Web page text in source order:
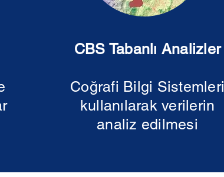
CBS Tabanlı Analizler
Coğrafi Bilgi Sistemleri
kullanılarak verilerin
analiz edilmesi